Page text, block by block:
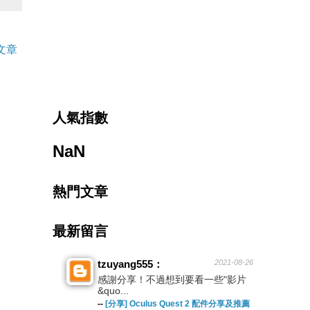
章
人氣指數
NaN
熱門文章
最新留言
2021-08-26
tzuyang555：
感謝分享！不過想到要看一些"影片
&quo...
-- [分享] Oculus Quest 2 配件分享及推薦